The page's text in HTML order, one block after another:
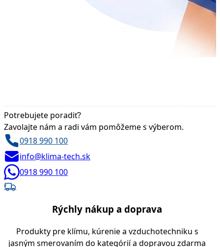
Potrebujete poradiť?
Zavolajte nám a radi vám pomôžeme s výberom.
0918 990 100
info@klima-tech.sk
0918 990 100
Rýchly nákup a doprava
Produkty pre klímu, kúrenie a vzduchotechniku s
jasným smerovaním do kategórií a dopravou zdarma